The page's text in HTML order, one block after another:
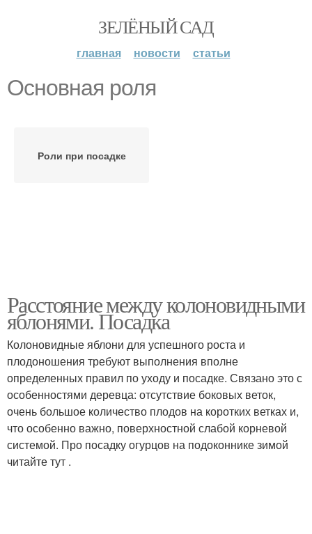
ЗЕЛЁНЫЙ САД
главная новости статьи
Основная роля
Роли при посадке
Расстояние между колоновидными
яблонями. Посадка
Колоновидные яблони для успешного роста и
плодоношения требуют выполнения вполне
определенных правил по уходу и посадке. Связано это с
особенностями деревца: отсутствие боковых веток,
очень большое количество плодов на коротких ветках и,
что особенно важно, поверхностной слабой корневой
системой. Про посадку огурцов на подоконнике зимой
читайте тут .